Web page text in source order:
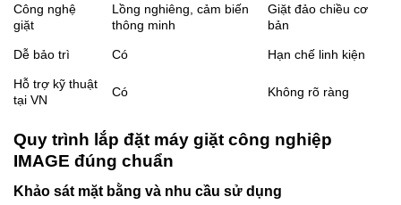
Công nghệ
giặt
Lồng nghiêng, cảm biến
thông minh
Giặt đảo chiều cơ
bản
Dễ bảo trì Có Hạn chế linh kiện
Hỗ trợ kỹ thuật
tại VN
Có Không rõ ràng
Quy trình lắp đặt máy giặt công nghiệp
IMAGE đúng chuẩn
Khảo sát mặt bằng và nhu cầu sử dụng